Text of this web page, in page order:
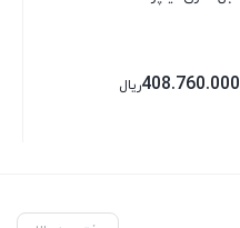
408.760.000ریال